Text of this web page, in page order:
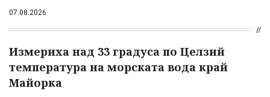
07.08.2026
Измериха над 33 градуса по Целзий
температура на морската вода край
Майорка